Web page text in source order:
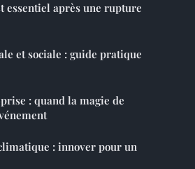
essentiel après une rupture
et sociale : guide pratique
: quand la magie de
: innover pour un